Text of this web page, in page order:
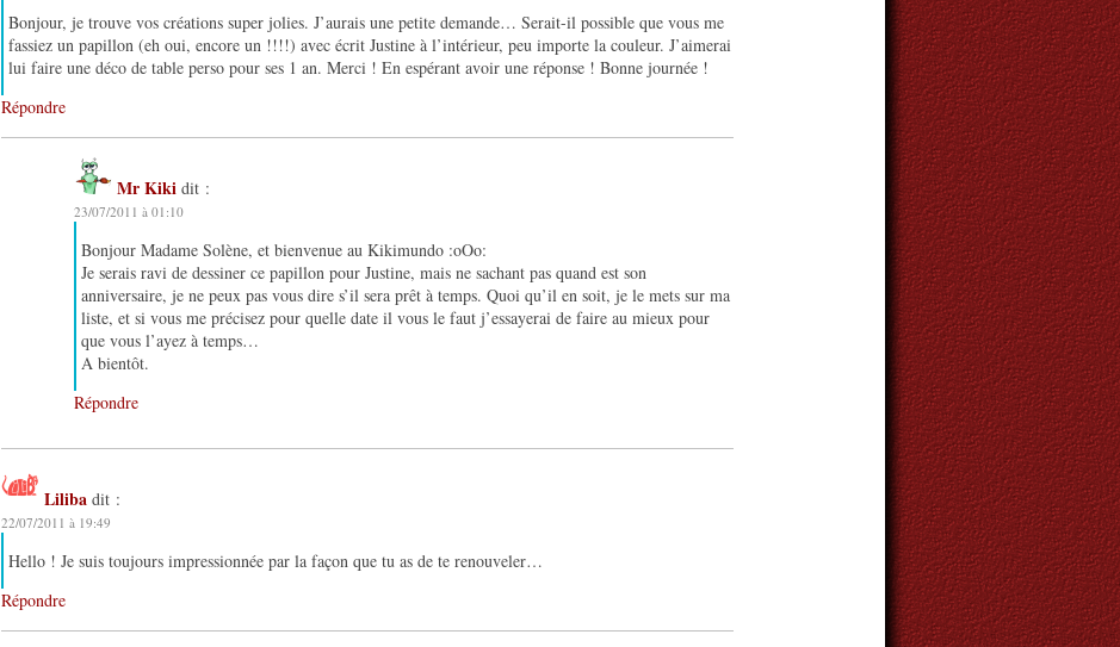
Bonjour, je trouve vos créations super jolies. J’aurais une petite demande… Serait-il possible que vous me
fassiez un papillon (eh oui, encore un !!!!) avec écrit Justine à l’intérieur, peu importe la couleur. J’aimerai
lui faire une déco de table perso pour ses 1 an. Merci ! En espérant avoir une réponse ! Bonne journée !
Répondre
Mr Kiki dit :
23/07/2011 à 01:10
Bonjour Madame Solène, et bienvenue au Kikimundo :oOo:
Je serais ravi de dessiner ce papillon pour Justine, mais ne sachant pas quand est son
anniversaire, je ne peux pas vous dire s’il sera prêt à temps. Quoi qu’il en soit, je le mets sur ma
liste, et si vous me précisez pour quelle date il vous le faut j’essayerai de faire au mieux pour
que vous l’ayez à temps…
A bientôt.
Répondre
Liliba dit :
22/07/2011 à 19:49
Hello ! Je suis toujours impressionnée par la façon que tu as de te renouveler…
Répondre